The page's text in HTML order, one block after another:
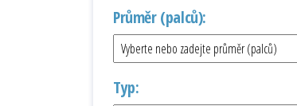
Průměr (palců):
Typ: